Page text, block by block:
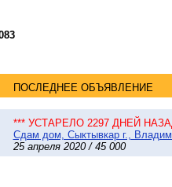
ПОСЛЕДНЕЕ ОБЪЯВЛЕНИЕ
*** УСТАРЕЛО 2297 ДНЕЙ
Сдам дом, Сыктывкар г.,
25 апреля 2020 / 45 000